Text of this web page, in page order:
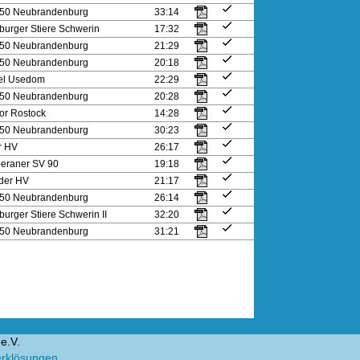
Neubrandenburg
33:14
Stiere Schwerin
17:32
Neubrandenburg
21:29
Neubrandenburg
20:18
Usedom
22:29
Neubrandenburg
20:28
Rostock
14:28
Neubrandenburg
30:23
HV
26:17
SV 90
19:18
HV
21:17
Neubrandenburg
26:14
Stiere Schwerin II
32:20
Neubrandenburg 31:21